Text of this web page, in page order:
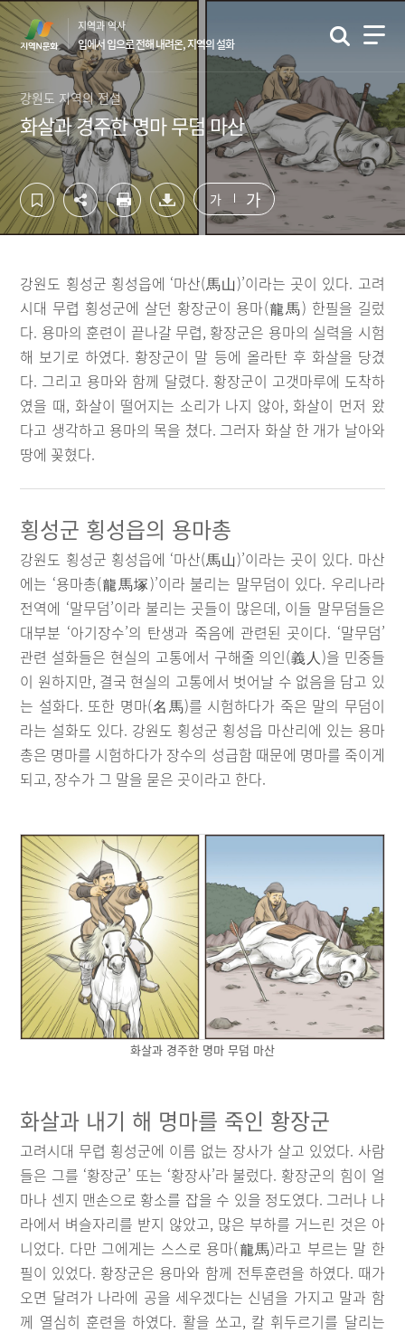
컨
텐
츠
영
역
바
로
가
기
하
단
영
역
바
로
가
기
지역과 역사
입에서 입으로 전해 내려온, 지역의 설화
강원도 지역의 전설
화살과 경주한 명마 무덤 마산
가 가
강원도 횡성군 횡성읍에 ‘마산(馬山)’이라는 곳이 있다. 고려
시대 무렵 횡성군에 살던 황장군이 용마(龍馬) 한필을 길렀
다. 용마의 훈련이 끝나갈 무렵, 황장군은 용마의 실력을 시험
해 보기로 하였다. 황장군이 말 등에 올라탄 후 화살을 당겼
다. 그리고 용마와 함께 달렸다. 황장군이 고갯마루에 도착하
였을 때, 화살이 떨어지는 소리가 나지 않아, 화살이 먼저 왔
다고 생각하고 용마의 목을 쳤다. 그러자 화살 한 개가 날아와
땅에 꽂혔다.
횡성군 횡성읍의 용마총
강원도 횡성군 횡성읍에 ‘마산(馬山)’이라는 곳이 있다. 마산
에는 ‘용마총(龍馬塚)’이라 불리는 말무덤이 있다. 우리나라
전역에 ‘말무덤’이라 불리는 곳들이 많은데, 이들 말무덤들은
대부분 ‘아기장수’의 탄생과 죽음에 관련된 곳이다. ‘말무덤’
관련 설화들은 현실의 고통에서 구해줄 의인(義人)을 민중들
이 원하지만, 결국 현실의 고통에서 벗어날 수 없음을 담고 있
는 설화다. 또한 명마(名馬)를 시험하다가 죽은 말의 무덤이
라는 설화도 있다. 강원도 횡성군 횡성읍 마산리에 있는 용마
총은 명마를 시험하다가 장수의 성급함 때문에 명마를 죽이게
되고, 장수가 그 말을 묻은 곳이라고 한다.
화살과 경주한 명마 무덤 마산
화살과 내기 해 명마를 죽인 황장군
고려시대 무렵 횡성군에 이름 없는 장사가 살고 있었다. 사람
들은 그를 ‘황장군’ 또는 ‘황장사’라 불렀다. 황장군의 힘이 얼
마나 센지 맨손으로 황소를 잡을 수 있을 정도였다. 그러나 나
라에서 벼슬자리를 받지 않았고, 많은 부하를 거느린 것은 아
니었다. 다만 그에게는 스스로 용마(龍馬)라고 부르는 말 한
필이 있었다. 황장군은 용마와 함께 전투훈련을 하였다. 때가
오면 달려가 나라에 공을 세우겠다는 신념을 가지고 말과 함
께 열심히 훈련을 하였다. 활을 쏘고, 칼 휘두르기를 달리는